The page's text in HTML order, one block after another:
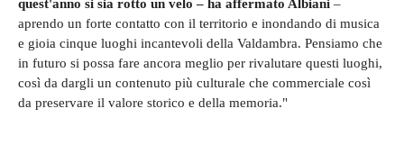
quest'anno si sia rotto un velo – ha affermato Albiani –
aprendo un forte contatto con il territorio e inondando di musica
e gioia cinque luoghi incantevoli della Valdambra. Pensiamo che
in futuro si possa fare ancora meglio per rivalutare questi luoghi,
così da dargli un contenuto più culturale che commerciale così
da preservare il valore storico e della memoria."